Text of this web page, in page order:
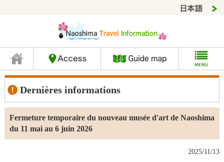
Dernières informations
Fermeture temporaire du nouveau musée d'art de Naoshima
du 11 mai au 6 juin 2026
2025/11/13